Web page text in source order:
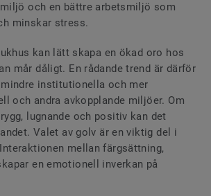
och en bättre arbetsmiljö som
minskar stress.
kan lätt skapa en ökad oro hos
mår dåligt. En rådande trend är därför
institutionella och mer
och andra avkopplande miljöer. Om
lugnande och positiv kan det
Valet av golv är en viktig del i
mellan färgsättning,
en emotionell inverkan på